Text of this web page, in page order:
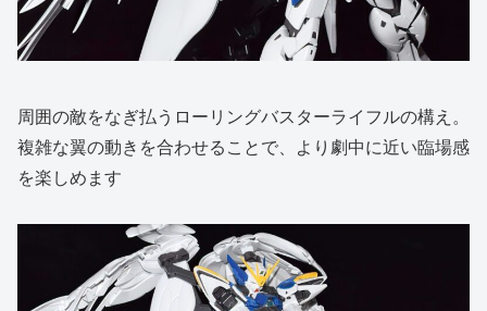
周囲の敵をなぎ払うローリングバスターライフルの構え。
複雑な翼の動きを合わせることで、より劇中に近い臨場感
を楽しめます